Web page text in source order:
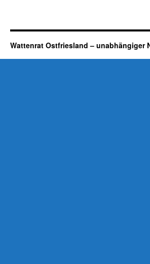
Wattenrat Ostfriesland –